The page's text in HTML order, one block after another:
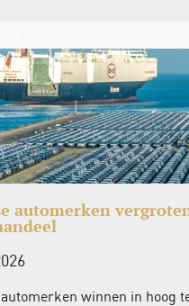
automerken
winnen in hoog